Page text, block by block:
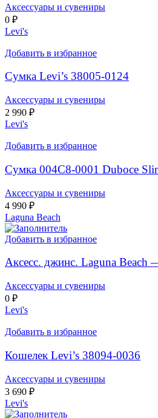
Аксессуары и сувениры
0 ₽
Levi's
Добавить в избранное
Сумка Levi’s 38005-0124
Аксессуары и сувениры
2 990 ₽
Levi's
Добавить в избранное
Сумка 004C8-0001 Duboce
Аксессуары и сувениры
4 990 ₽
Laguna Beach
Добавить в избранное
Аксесс. джинс. Laguna Beach
Аксессуары и сувениры
0 ₽
Levi's
Добавить в избранное
Кошелек Levi’s 38094-0036
Аксессуары и сувениры
3 690 ₽
Levi's